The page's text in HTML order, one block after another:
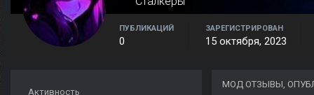
ПУБЛИКАЦИЙ
0
ЗАРЕГИСТРИРОВАН
15 октября, 2023
Активность
МОД ОТЗЫВЫ,